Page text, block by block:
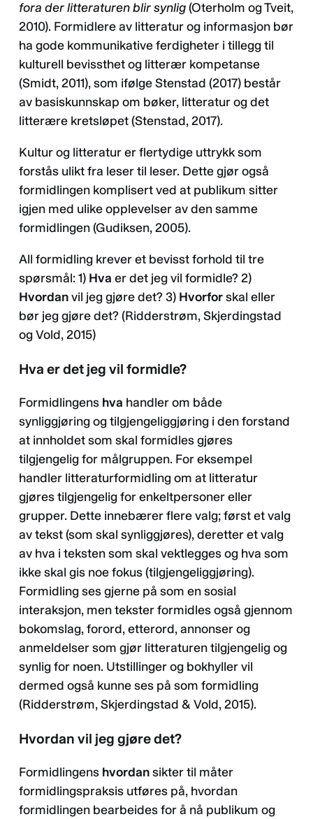
fora der litteraturen blir synlig(Oterholm og Tveit,
2010). Formidlere av litteratur og informasjon bør
ha gode kommunikative ferdigheter i tillegg til
kulturell bevissthet og litterær kompetanse
(Smidt, 2011), som ifølge Stenstad (2017) består
av basiskunnskap om bøker, litteratur og det
litterære kretsløpet (Stenstad, 2017).
Kultur og litteratur er flertydige uttrykk som
forstås ulikt fra leser til leser. Dette gjør også
formidlingen komplisert ved at publikum sitter
igjen med ulike opplevelser av den samme
formidlingen (Gudiksen, 2005).
All formidling krever et bevisst forhold til tre
spørsmål: 1) Hva er det jeg vil formidle? 2)
Hvordanvil jeg gjøre det? 3) Hvorforskal eller
bør jeg gjøre det? (Ridderstrøm, Skjerdingstad
og Vold, 2015)
Hva er det jeg vil formidle?
Formidlingens hva handler om både
synliggjøring og tilgjengeliggjøring i den forstand
at innholdet som skal formidles gjøres
tilgjengelig for målgruppen. For eksempel
handler litteraturformidling om at litteratur
gjøres tilgjengelig for enkeltpersoner eller
grupper. Dette innebærer flere valg; først et valg
av tekst (som skal synliggjøres), deretter et valg
av hva i teksten som skal vektlegges og hva som
ikke skal gis noe fokus (tilgjengeliggjøring).
Formidling ses gjerne på som en sosial
interaksjon, men tekster formidles også gjennom
bokomslag, forord, etterord, annonser og
anmeldelser som gjør litteraturen tilgjengelig og
synlig for noen. Utstillinger og bokhyller vil
dermed også kunne ses på som formidling
(Ridderstrøm, Skjerdingstad & Vold, 2015).
Hvordan vil jeg gjøre det?
Formidlingens hvordansikter til måter
formidlingspraksis utføres på, hvordan
formidlingen bearbeides for å nå publikum og